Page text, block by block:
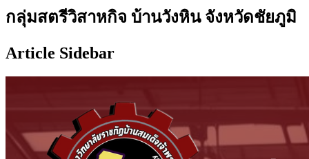
กลุ่มสตรีวิสาหกิจ บ้านวังหิน จังหวัดชัยภูมิ
Article Sidebar